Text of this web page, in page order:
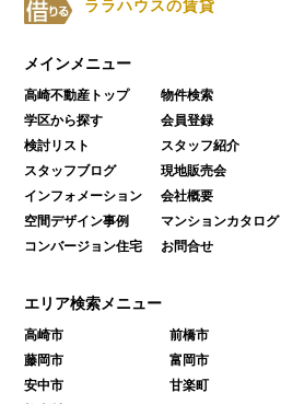
ララハウスの賃貸
メインメニュー
高崎不動産トップ 物件検索
学区から探す
会員登録
検討リスト
スタッフ紹介
スタッフブログ
現地販売会
インフォメーション
会社概要
空間デザイン事例
マンションカタログ
コンバージョン住宅
お問合せ
エリア検索メニュー
高崎市 前橋市
藤岡市
富岡市
安中市
甘楽町